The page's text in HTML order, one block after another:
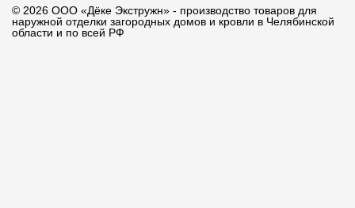
© 2026 ООО «Дёке Экстружн» - производство товаров для
наружной отделки загородных домов и кровли в Челябинской
области и по всей РФ